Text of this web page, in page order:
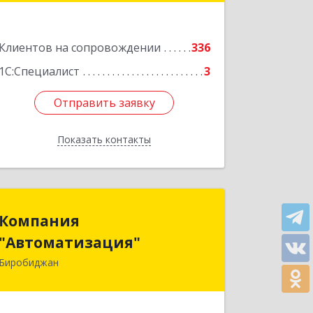
Клиентов на сопровождении
336
1С:Специалист
3
Отправить заявку
Показать контакты
Отправить заявку
Назад
Компания
"Автоматизация"
Биробиджан
"Автоматизация"
679016, Еврейская Аобл, Биробиджан